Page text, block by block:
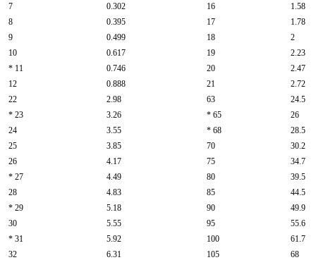
7
0.302 16
1.58
8
0.395 17
1.78
9
0.499 18
2
10
0.617 19
2.23
* 11
0.746 20
2.47
12
0.888 21
2.72
22
2.98 63
24.5
* 23
3.26 * 65
26
24
3.55 * 68
28.5
25
3.85 70
30.2
26
4.17 75
34.7
* 27
4.49 80
39.5
28
4.83 85
44.5
* 29
5.18 90
49.9
30
5.55 95
55.6
* 31
5.92 100
61.7
32
6.31 105
68